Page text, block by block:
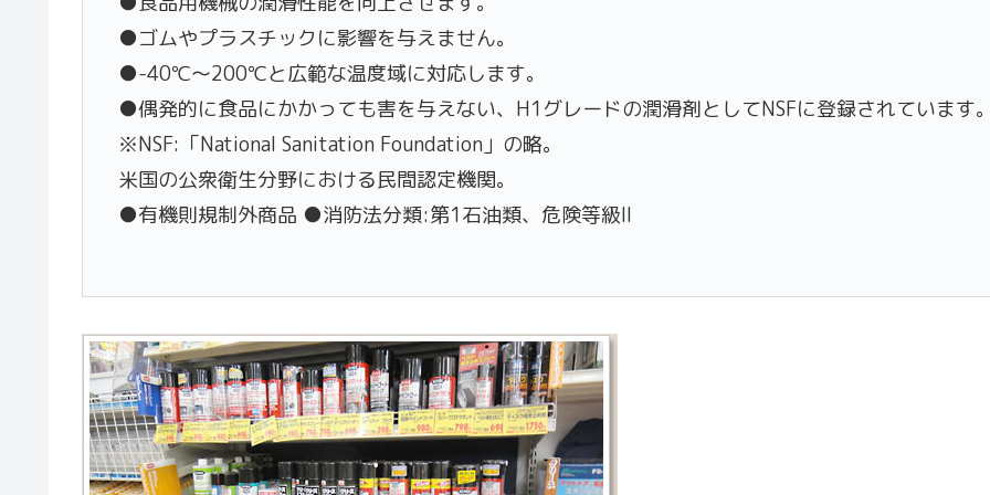
●ゴムやプラスチックに影響を与えません。
●-40℃〜200℃と広範な温度域に対応します。
●偶発的に食品にかかっても害を与えない、H1グレードの潤滑剤としてNSFに登録されています
※NSF:「National Sanitation Foundation」の略。
米国の公衆衛生分野における民間認定機関。
●有機則規制外商品 ●消防法分類:第1石油類、危険等級II